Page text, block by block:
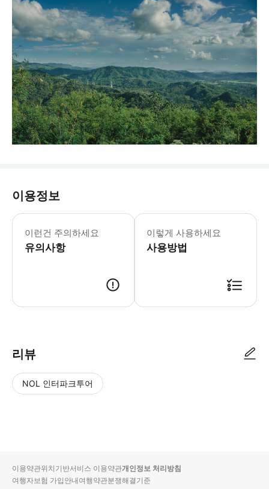
이용정보
이런건 주의하세요
유의사항
- 복장 안내: * 편안한 복장 * 등산화/
이렇게 사용하세요
사용방법
리뷰
NOL 인터파크투어
입니
다.
순
상
이용약관위치기반서비스 이용약관개인정보 처리방침
여행자보험 가입안내여행약관분쟁해결기준